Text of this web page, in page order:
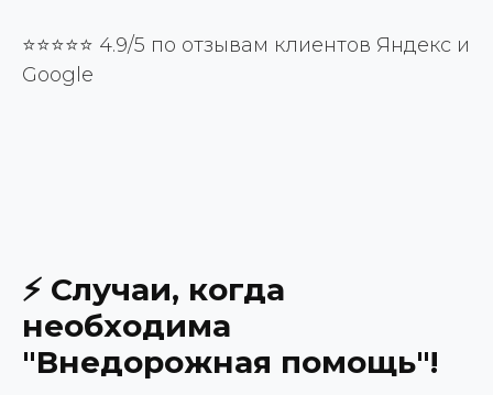
⭐⭐⭐⭐⭐ 4.9/5 по отзывам клиентов Яндекс и
Google
⚡ Случаи, когда
необходима
"Внедорожная помощь"!
положительных отзывов
клиентов